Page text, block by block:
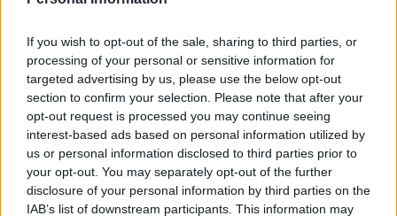
If you wish to opt-out of the sale, sharing to third parties, or
processing of your personal or sensitive information for
targeted advertising by us, please use the below opt-out
section to confirm your selection. Please note that after your
opt-out request is processed you may continue seeing
interest-based ads based on personal information utilized by
us or personal information disclosed to third parties prior to
your opt-out. You may separately opt-out of the further
disclosure of your personal information by third parties on the
IAB’s list of downstream participants. This information may